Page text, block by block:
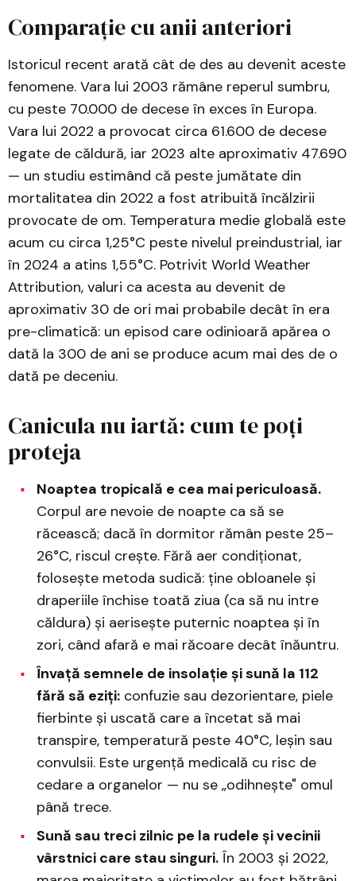
Comparație cu anii anteriori
Istoricul recent arată cât de des au devenit aceste
fenomene. Vara lui 2003 rămâne reperul sumbru,
cu peste 70.000 de decese în exces în Europa.
Vara lui 2022 a provocat circa 61.600 de decese
legate de căldură, iar 2023 alte aproximativ 47.690
— un studiu estimând că peste jumătate din
mortalitatea din 2022 a fost atribuită încălzirii
provocate de om. Temperatura medie globală este
acum cu circa 1,25°C peste nivelul preindustrial, iar
în 2024 a atins 1,55°C. Potrivit World Weather
Attribution, valuri ca acesta au devenit de
aproximativ 30 de ori mai probabile decât în era
pre-climatică: un episod care odinioară apărea o
dată la 300 de ani se produce acum mai des de o
dată pe deceniu.
Canicula nu iartă: cum te poți
proteja
Noaptea tropicală e cea mai periculoasă.
Corpul are nevoie de noapte ca să se
răcească; dacă în dormitor rămân peste 25–
26°C, riscul crește. Fără aer condiționat,
folosește metoda sudică: ține obloanele și
draperiile închise toată ziua (ca să nu intre
căldura) și aerisește puternic noaptea și în
zori, când afară e mai răcoare decât înăuntru.
Învață semnele de insolație și sună la 112
fără să eziți: confuzie sau dezorientare, piele
fierbinte și uscată care a încetat să mai
transpire, temperatură peste 40°C, leșin sau
convulsii. Este urgență medicală cu risc de
cedare a organelor — nu se „odihnește" omul
până trece.
Sună sau treci zilnic pe la rudele și vecinii
vârstnici care stau singuri. În 2003 și 2022,